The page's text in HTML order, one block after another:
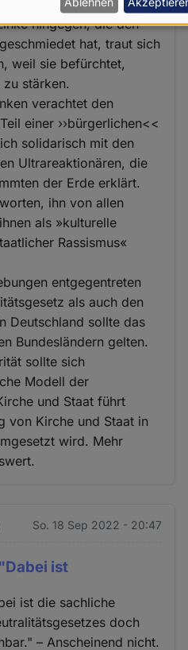
Vorherrschaft über
hingegen, die den
hat, traut sich
weil sie befürchtet,
zu stärken.
verachtet den
einer ››bürgerlichen<<
solidarisch mit den
Ultrareaktionären, die
der Erde erklärt.
ihn von allen
als »kulturelle
Rassismus«
entgegentreten
als auch den
Deutschland sollte das
Bundesländern gelten.
sollte sich
Modell der
und Staat führt
von Kirche und Staat in
wird. Mehr
So. 18 Sep 2022 - 20:47
ist
ist die sachliche
doch
– Anscheinend nicht.